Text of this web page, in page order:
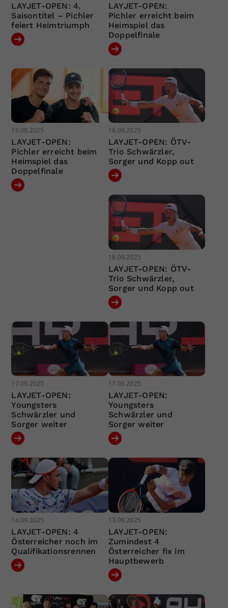
LAYJET-OPEN: 4.
Saisontitel – Pichler
feiert Heimtriumph
LAYJET-OPEN:
Pichler erreicht beim
Heimspiel das
Doppelfinale
19.09.2025
LAYJET-OPEN:
Pichler erreicht beim
Heimspiel das
Doppelfinale
18.09.2025
LAYJET-OPEN: ÖTV-
Trio Schwärzler,
Sorger und Kopp out
18.09.2025
LAYJET-OPEN: ÖTV-
Trio Schwärzler,
Sorger und Kopp out
17.09.2025
LAYJET-OPEN:
Youngsters
Schwärzler und
Sorger weiter
17.09.2025
LAYJET-OPEN:
Youngsters
Schwärzler und
Sorger weiter
14.09.2025
LAYJET-OPEN: 4
Österreicher noch im
Qualifikationsrennen
13.09.2025
LAYJET-OPEN:
Zumindest 4
Österreicher fix im
Hauptbewerb